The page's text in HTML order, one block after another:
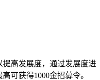
高发展度，通过发展度进
可获得1000金招募令。